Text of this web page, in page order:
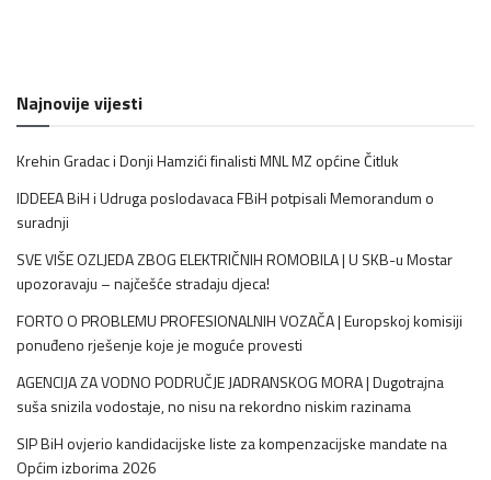
Najnovije vijesti
Krehin Gradac i Donji Hamzići finalisti MNL MZ općine Čitluk
IDDEEA BiH i Udruga poslodavaca FBiH potpisali Memorandum o
suradnji
SVE VIŠE OZLJEDA ZBOG ELEKTRIČNIH ROMOBILA | U SKB-u Mostar
upozoravaju – najčešće stradaju djeca!
FORTO O PROBLEMU PROFESIONALNIH VOZAČA | Europskoj komisiji
ponuđeno rješenje koje je moguće provesti
AGENCIJA ZA VODNO PODRUČJE JADRANSKOG MORA | Dugotrajna
suša snizila vodostaje, no nisu na rekordno niskim razinama
SIP BiH ovjerio kandidacijske liste za kompenzacijske mandate na
Općim izborima 2026